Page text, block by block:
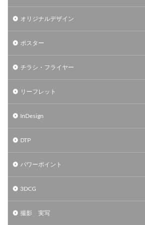
オリジナルデザイン
ポスター
チラシ・フライヤー
リーフレット
InDesign
DTP
パワーポイント
3DCG
撮影 実写